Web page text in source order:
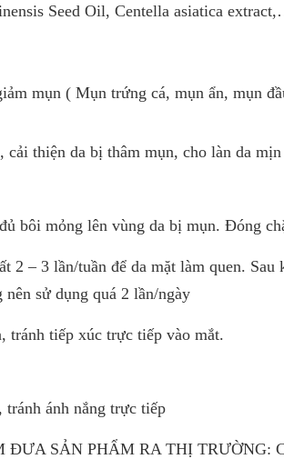
Seed Oil, Centella asiatica
mụn ( Mụn trứng cá, mụn ẩn, mụn
thiện da bị thâm mụn, cho làn da
bôi mỏng lên vùng da bị mụn. Đóng
2 – 3 lần/tuần để da mặt làm quen.
sử dụng quá 2 lần/ngày
tránh tiếp xúc trực tiếp vào mắt.
ánh nắng trực tiếp
SẢN PHẨM RA THỊ TRƯỜNG: